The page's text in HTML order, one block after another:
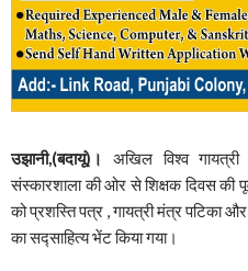
उझानी,(बदायूं)।
अखिल विश्व
संस्कारशाला की ओर से शिक्षक दिवस की
को प्रशस्ति पत्र , गायत्री मंत्र पटिका और
का सद्साहित्य भेंट किया गया।